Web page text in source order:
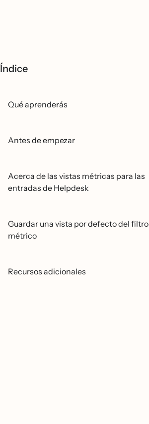
Índice
Qué aprenderás
Antes de empezar
Acerca de las vistas métricas para las
entradas de Helpdesk
Guardar una vista por defecto del filtro
métrico
Recursos adicionales